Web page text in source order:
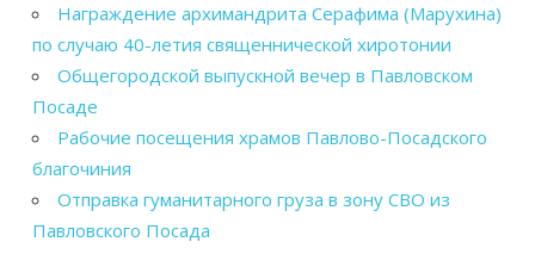
Награждение архимандрита Серафима (Марухина)
по случаю 40-летия священнической хиротонии
Общегородской выпускной вечер в Павловском
Посаде
Рабочие посещения храмов Павлово-Посадского
благочиния
Отправка гуманитарного груза в зону СВО из
Павловского Посада